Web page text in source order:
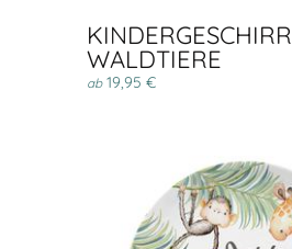
KINDERGESCHIRR
WALDTIERE
ab19,95 €